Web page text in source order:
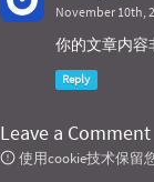
November 10th,
你的文章内容
Reply
Leave a Comment
使用cookie技术保留